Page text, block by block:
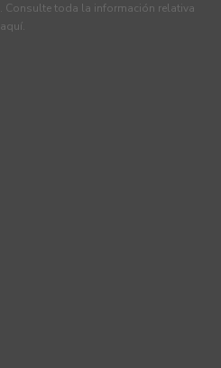
. Consulte toda la información relativa
aquí.